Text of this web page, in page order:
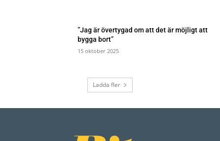
”Jag är övertygad om att det är möjligt att
bygga bort”
15 oktober 2025
Ladda fler